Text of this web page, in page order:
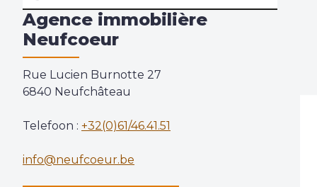
Contact
Onze Agentschappen
Evaluatie
Agence immobilière
Neufcoeur
Rue Lucien Burnotte 27
6840 Neufchâteau
Telefoon : +32(0)61/46.41.51
info@neufcoeur.be